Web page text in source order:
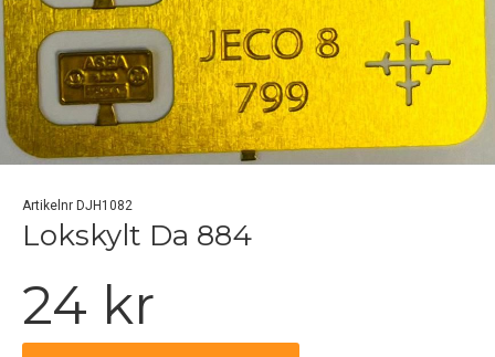
Artikelnr DJH1082
Lokskylt Da 884
24 kr